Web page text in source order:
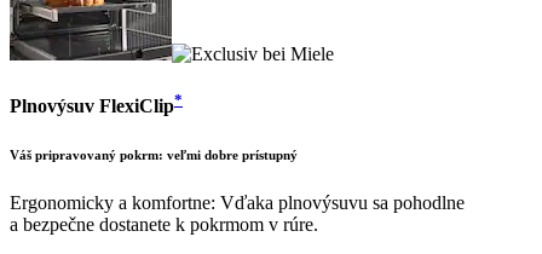
Plnovýsuv FlexiClip*
Váš pripravovaný pokrm: veľmi dobre prístupný
Ergonomicky a komfortne: Vďaka plnovýsuvu sa pohodlne
a bezpečne dostanete k pokrmom v rúre.